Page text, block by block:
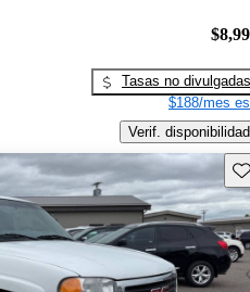
Tasas no divulgadas
$188/mes
Verif. disponibilidad